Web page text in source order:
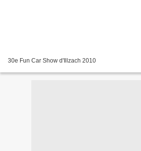
30e Fun Car Show d'Illzach 2010